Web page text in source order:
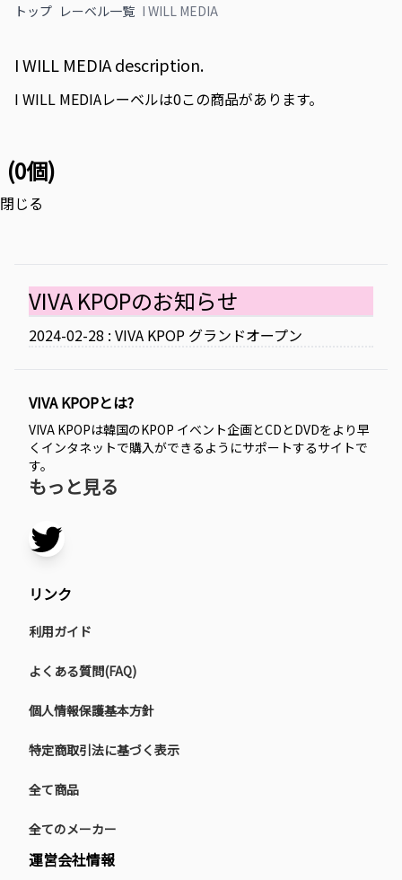
トップ レーベル一覧 I WILL MEDIA
I WILL MEDIA description.
I WILL MEDIAレーベルは0この商品があります。
(0個)
閉じる
VIVA KPOPのお知らせ
2024-02-28 : VIVA KPOP グランドオープン
VIVA KPOPとは?
VIVA KPOPは韓国のKPOP イベント企画とCDとDVDをより早
くインタネットで購入ができるようにサポートするサイトで
す。
もっと見る
リンク
利用ガイド
よくある質問(FAQ)
個人情報保護基本方針
特定商取引法に基づく表示
全て商品
全てのメーカー
運営会社情報